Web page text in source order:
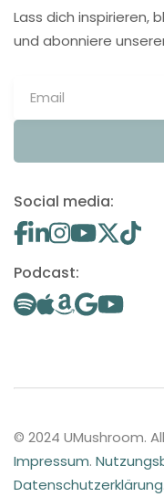
Lass dich inspirieren,
und abonniere
Social media:
Podcast:
© 2024 UMushroom.
Impressum.
Datenschutzerklärung